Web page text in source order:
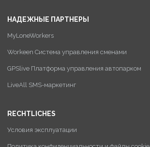
НАДЕЖНЫЕ ПАРТНЕРЫ
MyLoneWorkers
Workeen Система управления сменами
GPSlive Платформа управления автопарком
LiveAll SMS-маркетинг
RECHTLICHES
Условия эксплуатации